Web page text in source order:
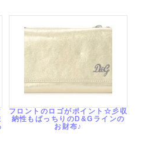
フロントのロゴがポイント☆彡収
納性もばっちりのD&Gラインの
お財布♪